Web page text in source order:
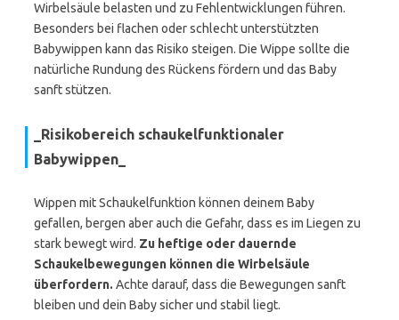
Wirbelsäule belasten und zu Fehlentwicklungen führen.
Besonders bei flachen oder schlecht unterstützten
Babywippen kann das Risiko steigen. Die Wippe sollte die
natürliche Rundung des Rückens fördern und das Baby
sanft stützen.
_Risikobereich schaukelfunktionaler
Babywippen_
Wippen mit Schaukelfunktion können deinem Baby
gefallen, bergen aber auch die Gefahr, dass es im Liegen zu
stark bewegt wird. Zu heftige oder dauernde
Schaukelbewegungen können die Wirbelsäule
überfordern. Achte darauf, dass die Bewegungen sanft
bleiben und dein Baby sicher und stabil liegt.